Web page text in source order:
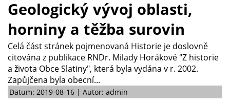
Geologický vývoj oblasti,
horniny a těžba surovin
Celá část stránek pojmenovaná Historie je doslovně
citována z publikace RNDr. Milady Horákové "Z historie
a života Obce Slatiny", která byla vydána v r. 2002.
Zapůjčena byla obecní...
Datum: 2019-08-16 | Autor: admin